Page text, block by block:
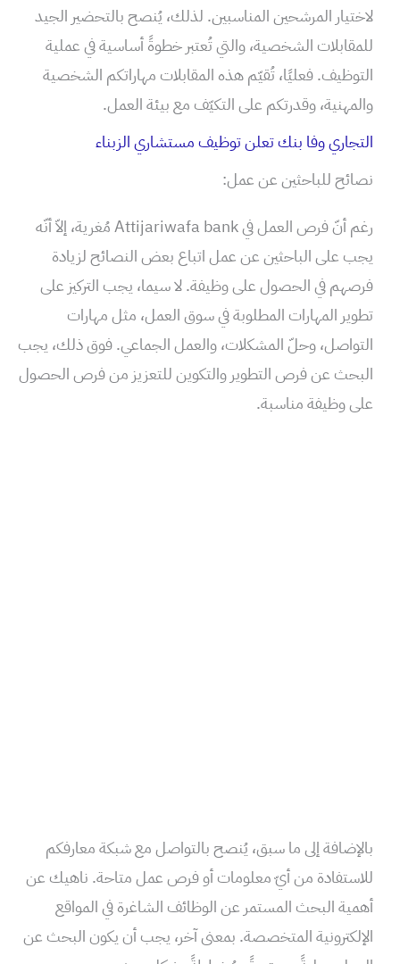
لاختيار المرشحين المناسبين. لذلك، يُنصح بالتحضير الجيد
للمقابلات الشخصية، والتي تُعتبر خطوةً أساسية في عملية
التوظيف. فعليًا، تُقيّم هذه المقابلات مهاراتكم الشخصية
والمهنية، وقدرتكم على التكيّف مع بيئة العمل.
التجاري وفا بنك تعلن توظيف مستشاري الزبناء
نصائح للباحثين عن عمل:
رغم أنّ فرص العمل في Attijariwafa bank مُغرية، إلاّ أنّه
يجب على الباحثين عن عمل اتباع بعض النصائح لزيادة
فرصهم في الحصول على وظيفة. لا سيما، يجب التركيز على
تطوير المهارات المطلوبة في سوق العمل، مثل مهارات
التواصل، وحلّ المشكلات، والعمل الجماعي. فوق ذلك، يجب
البحث عن فرص التطوير والتكوين للتعزيز من فرص الحصول
على وظيفة مناسبة.
بالإضافة إلى ما سبق، يُنصح بالتواصل مع شبكة معارفكم
للاستفادة من أيّ معلومات أو فرص عمل متاحة. ناهيك عن
أهمية البحث المستمر عن الوظائف الشاغرة في المواقع
الإلكترونية المتخصصة. بمعنى آخر، يجب أن يكون البحث عن